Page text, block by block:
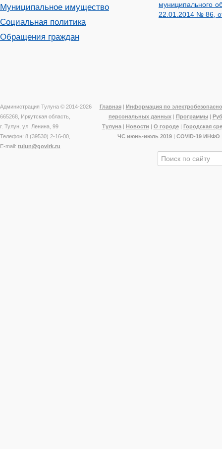
Муниципальное имущество
Социальная политика
Обращения граждан
муниципального
22.01.2014 № 86,
Администрация Тулуна © 2014-2026
665268, Иркутская область,
г. Тулун, ул. Ленина, 99
Телефон: 8 (39530) 2-16-00,
E-mail: tulun@govirk.ru
Главная| Информация по
персональных данных| Программы|
Тулуна| Новости | О городе| Городская
ЧС июнь-июль 2019| COVID-19 ИНФО